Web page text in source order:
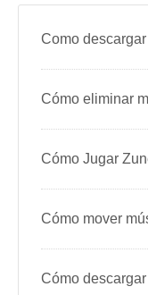
Como
Cómo eliminar
Cómo Jugar
Cómo mover
Cómo